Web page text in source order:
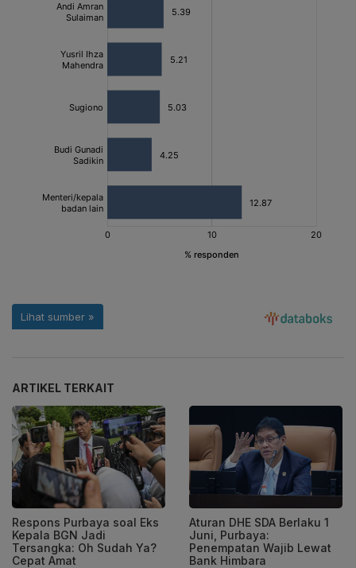
ARTIKEL TERKAIT
Respons Purbaya soal Eks
Kepala BGN Jadi
Tersangka: Oh Sudah Ya?
Cepat Amat
Aturan DHE SDA Berlaku 1
Juni, Purbaya:
Penempatan Wajib Lewat
Bank Himbara